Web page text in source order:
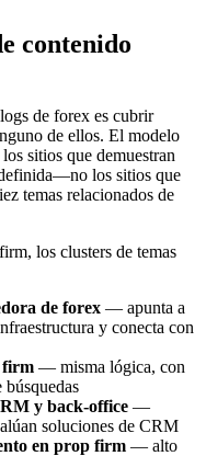
contenido
de forex es cubrir
de ellos. El modelo
sitios que demuestran
los sitios que
temas relacionados de
los clusters de temas
de forex — apunta a
y conecta con
firm — misma lógica, con
y back-office —
soluciones de CRM
en prop firm — alto